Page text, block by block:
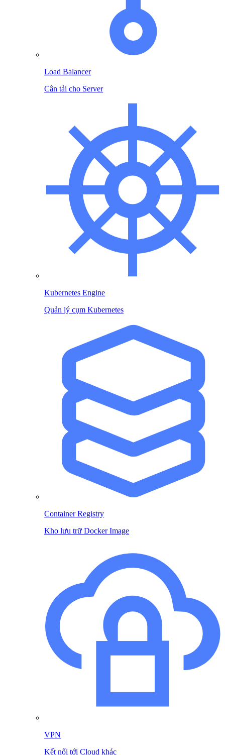
Load Balancer
Cân tải cho Server
Kubernetes Engine
Quản lý cụm Kubernetes
Container Registry
Kho lưu trữ Docker Image
VPN
Kết nối tới Cloud khác